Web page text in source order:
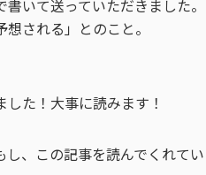
いて送っていただきました。
想される」とのこと。
た！大事に読みます！
し、この記事を読んでくれてい